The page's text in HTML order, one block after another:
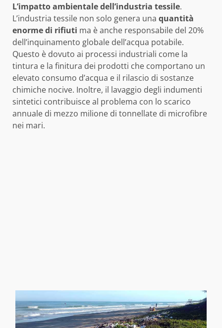
L’impatto ambientale dell’industria tessile.
L’industria tessile non solo genera una quantità
enorme di rifiuti ma è anche responsabile del 20%
dell’inquinamento globale dell’acqua potabile.
Questo è dovuto ai processi industriali come la
tintura e la finitura dei prodotti che comportano un
elevato consumo d’acqua e il rilascio di sostanze
chimiche nocive. Inoltre, il lavaggio degli indumenti
sintetici contribuisce al problema con lo scarico
annuale di mezzo milione di tonnellate di microfibre
nei mari.